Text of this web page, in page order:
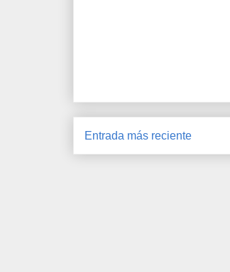
Entrada más reciente